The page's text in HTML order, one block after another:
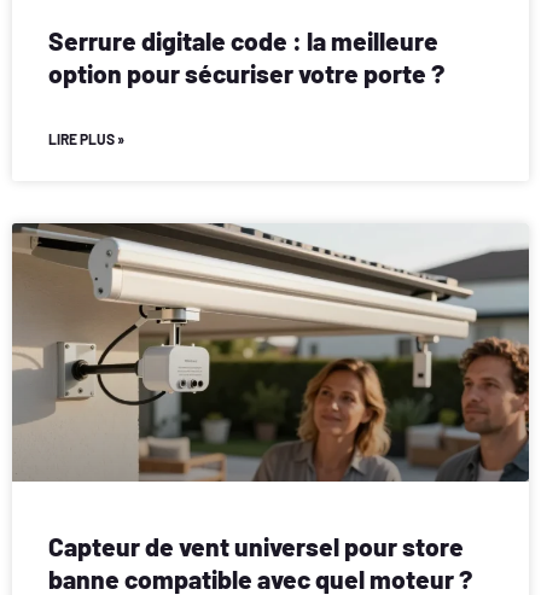
Serrure digitale code : la meilleure
option pour sécuriser votre porte ?
LIRE PLUS »
Capteur de vent universel pour store
banne compatible avec quel moteur ?